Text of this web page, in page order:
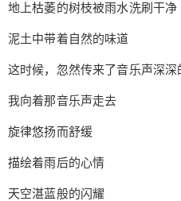
地上枯萎的树枝被雨水洗刷干净
泥土中带着自然的味道
这时候，忽然传来了音乐声深深
我向着那音乐声走去
旋律悠扬而舒缓
描绘着雨后的心情
天空湛蓝般的闪耀
雨后的世界，感受
雨后天晴，心情便又重归
传来了音乐声深深的吸引
旋律悠扬而舒缓 描绘着雨
曾经回忆中的人 有一个人
乐中寻找她的影子 也许是